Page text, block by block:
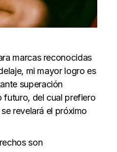
marcas reconocidas
mi mayor logro es
superación
futuro, del cual prefiero
revelará el próximo
son